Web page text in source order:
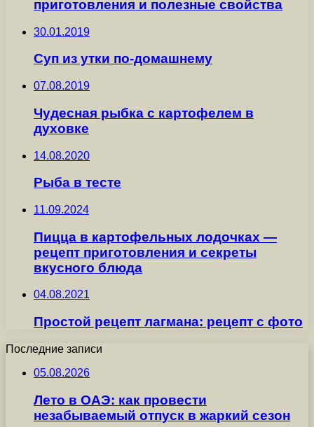
приготовления и полезные свойства
30.01.2019
Суп из утки по-домашнему
07.08.2019
Чудесная рыбка с картофелем в
духовке
14.08.2020
Рыба в тесте
11.09.2024
Пицца в картофельных лодочках —
рецепт приготовления и секреты
вкусного блюда
04.08.2021
Простой рецепт лагмана: рецепт с фото
Последние записи
05.08.2026
Лето в ОАЭ: как провести
незабываемый отпуск в жаркий сезон